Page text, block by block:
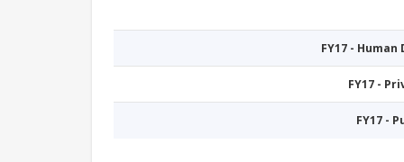
FY17 -
FY17 -
FY17 -